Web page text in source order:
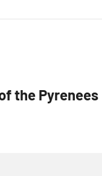
the Pyrenees